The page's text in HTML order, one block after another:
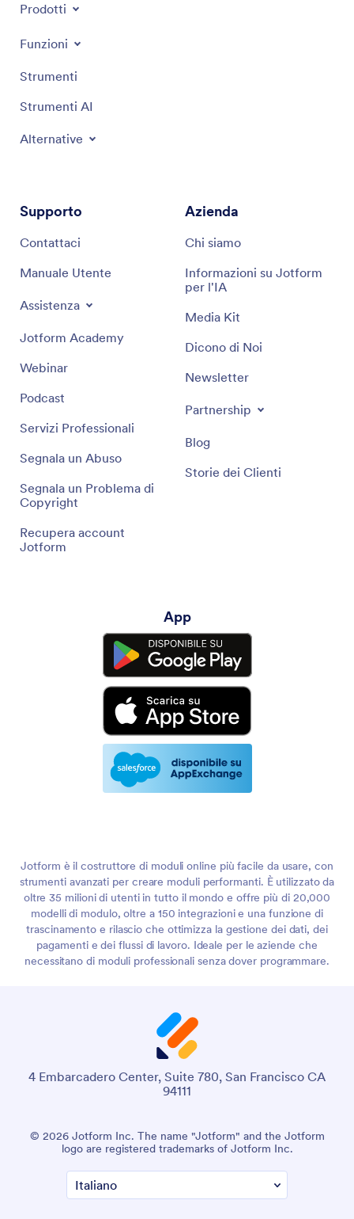
Prodotti
Funzioni
Strumenti
Strumenti AI
Alternative
Supporto
Contattaci
Manuale Utente
Assistenza
Jotform Academy
Webinar
Podcast
Servizi Professionali
Segnala un Abuso
Segnala un Problema di
Copyright
Recupera account
Jotform
Azienda
Chi siamo
Informazioni su Jotform
per l'IA
Media Kit
Dicono di Noi
Newsletter
Partnership
Blog
Storie dei Clienti
App
Jotform è il costruttore di moduli online più facile da usare, con
strumenti avanzati per creare moduli performanti. È utilizzato da
oltre 35 milioni di utenti in tutto il mondo e offre più di 20,000
modelli di modulo, oltre a 150 integrazioni e una funzione di
trascinamento e rilascio che ottimizza la gestione dei dati, dei
pagamenti e dei flussi di lavoro. Ideale per le aziende che
necessitano di moduli professionali senza dover programmare.
4 Embarcadero Center, Suite 780, San Francisco CA
94111
© 2026 Jotform Inc. The name "Jotform" and the Jotform
logo are registered trademarks of Jotform Inc.